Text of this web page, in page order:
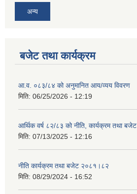
अन्य
बजेट तथा कार्यक्रम
आ.व. ०८३/८४ को अनुमानित आय/व्यय विवरण
मिति: 06/25/2026 - 12:19
आर्थिक वर्ष ८२/८३ को नीति, कार्यक्रम तथा बजेट
मिति: 07/13/2025 - 12:16
नीति कार्यक्रम तथा बजेट २०८१।८२
मिति: 08/29/2024 - 16:52